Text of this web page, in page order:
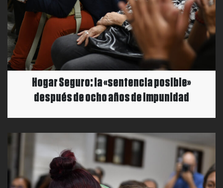
Hogar Seguro: la «sentencia posible»
después de ocho años de impunidad